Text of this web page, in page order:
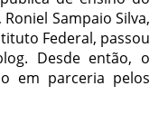
Sampaio Silva,
Federal, passou
Desde então, o
em parceria pelos